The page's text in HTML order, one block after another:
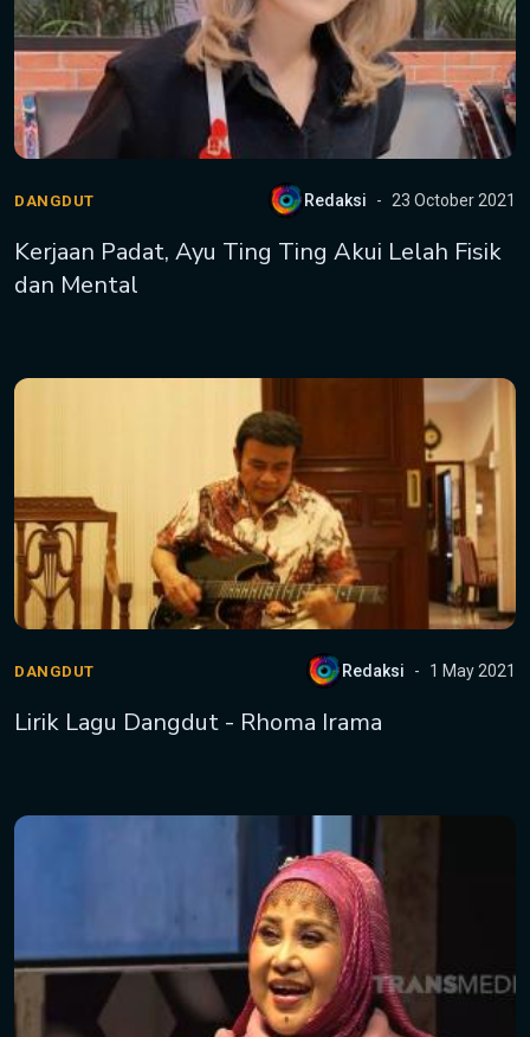
DANGDUT Redaksi 23 October 2021
Kerjaan Padat, Ayu Ting Ting Akui Lelah Fisik
dan Mental
DANGDUT Redaksi 1 May 2021
Lirik Lagu Dangdut - Rhoma Irama